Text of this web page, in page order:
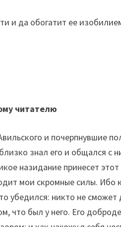
и да обогатит ее
читателю
и почерпнувшие
знал его и общался с
назидание принесет
мои скромные силы. Ибо
убедился: никто не
что был у него. Его